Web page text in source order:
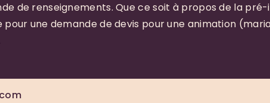
de renseignements. Que ce soit à propos de la
une demande de devis pour une animation